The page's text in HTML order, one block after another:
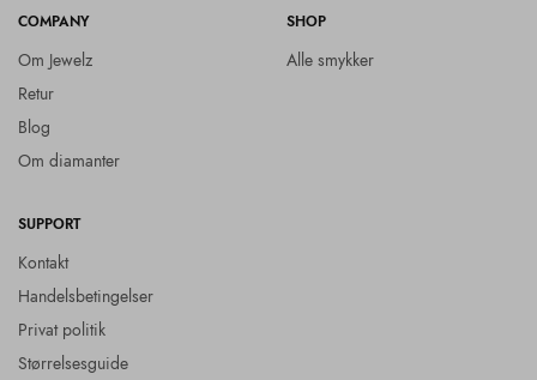
COMPANY
Om Jewelz
Retur
Blog
Om diamanter
SHOP
Alle smykker
SUPPORT
Kontakt
Handelsbetingelser
Privat politik
Størrelsesguide